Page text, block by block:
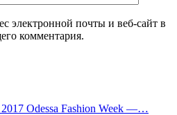
электронной почты и веб-сайт в
комментария.
Odessa Fashion Week —…